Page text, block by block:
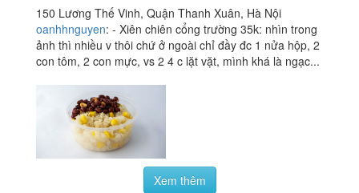
150 Lương Thế Vinh, Quận Thanh Xuân, Hà Nội
oanhhnguyen: - Xiên chiên cổng trường 35k: nhìn trong
ảnh thì nhiều v thôi chứ ở ngoài chỉ đầy đc 1 nửa hộp, 2
con tôm, 2 con mực, vs 2 4 c lặt vặt, mình khá là ngạc...
Xem thêm